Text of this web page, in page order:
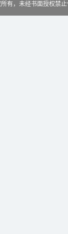
所有，未经书面授权